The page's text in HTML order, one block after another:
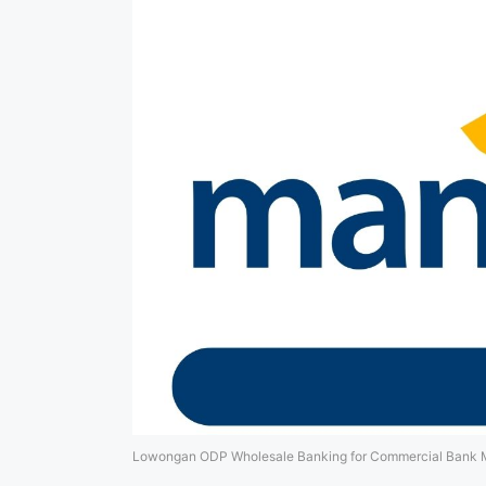
Lowongan ODP Wholesale Banking for Commercial Bank